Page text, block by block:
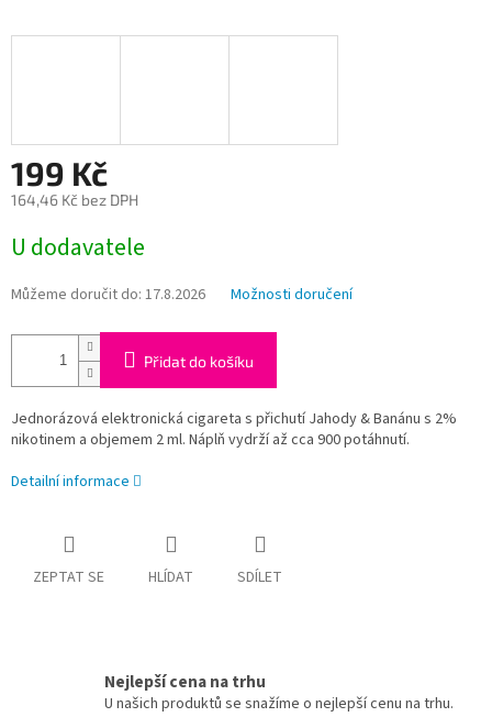
199 Kč
164,46 Kč bez DPH
cena:
U dodavatele
Můžeme doručit do: 17.8.2026 Možnosti doručení
Přidat do košíku
Jednorázová elektronická cigareta s přichutí Jahody & Banánu s 2%
nikotinem a objemem 2 ml. Náplň vydrží až cca 900 potáhnutí.
Detailní informace
ZEPTAT SE HLÍDAT SDÍLET
Nejlepší cena na trhu
U našich produktů se snažíme o nejlepší cenu na trhu.